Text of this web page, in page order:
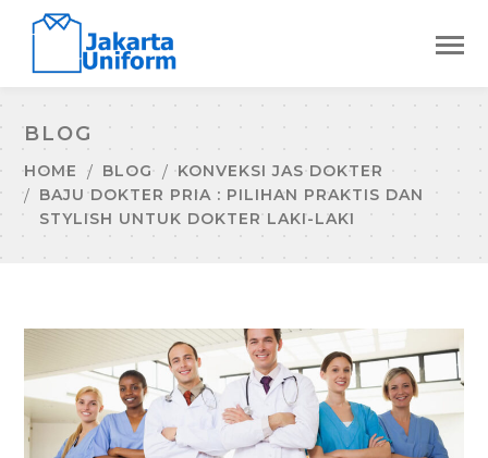
BLOG
HOME BLOG
KONVEKSI JAS DOKTER
BAJU DOKTER PRIA : PILIHAN PRAKTIS DAN
STYLISH UNTUK DOKTER LAKI-LAKI